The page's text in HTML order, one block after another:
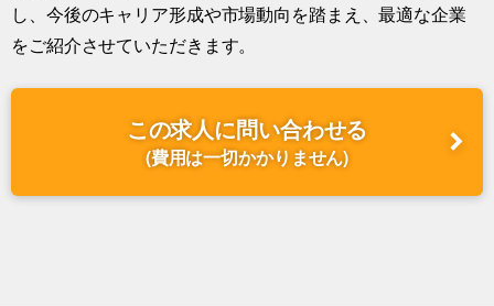
し、今後のキャリア形成や市場動向を踏まえ、最適な企業
をご紹介させていただきます。
この求人に問い合わせる
(費用は一切かかりません)